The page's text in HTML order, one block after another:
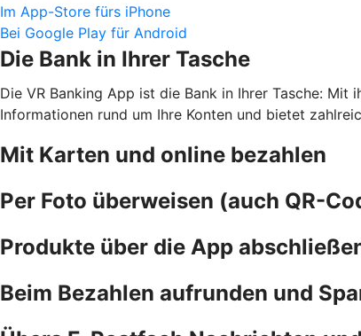
Im App-Store fürs iPhone
Bei Google Play für Android
Die Bank in Ihrer Tasche
Die VR Banking App ist die Bank in Ihrer Tasche:
Informationen rund um Ihre Konten und bietet
Mit Karten und online bezahlen
Per Foto überweisen (auch QR-
Produkte über die App
Beim Bezahlen aufrunden und